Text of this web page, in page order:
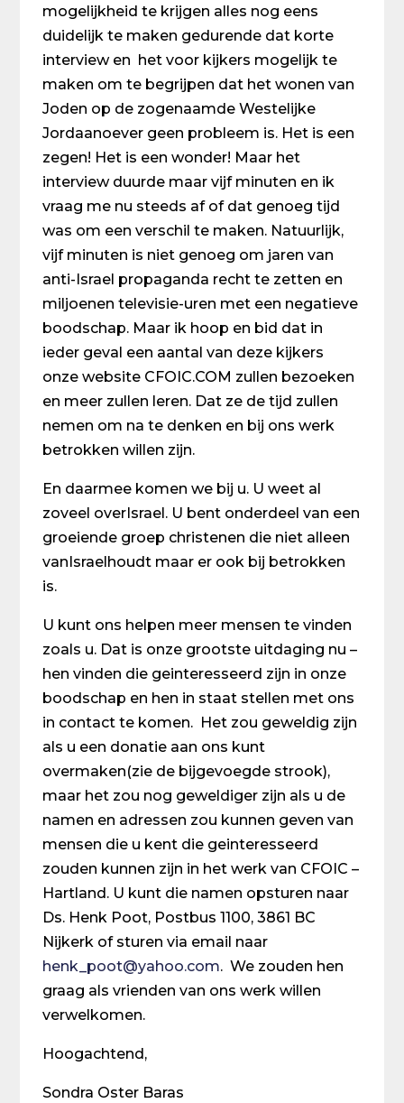
mogelijkheid te krijgen alles nog eens
duidelijk te maken gedurende dat korte
interview en het voor kijkers mogelijk te
maken om te begrijpen dat het wonen van
Joden op de zogenaamde Westelijke
Jordaanoever geen probleem is. Het is een
zegen! Het is een wonder! Maar het
interview duurde maar vijf minuten en ik
vraag me nu steeds af of dat genoeg tijd
was om een verschil te maken. Natuurlijk,
vijf minuten is niet genoeg om jaren van
anti-Israel propaganda recht te zetten en
miljoenen televisie-uren met een negatieve
boodschap. Maar ik hoop en bid dat in
ieder geval een aantal van deze kijkers
onze website CFOIC.COM zullen bezoeken
en meer zullen leren. Dat ze de tijd zullen
nemen om na te denken en bij ons werk
betrokken willen zijn.
En daarmee komen we bij u. U weet al
zoveel overIsrael. U bent onderdeel van een
groeiende groep christenen die niet alleen
vanIsraelhoudt maar er ook bij betrokken
is.
U kunt ons helpen meer mensen te vinden
zoals u. Dat is onze grootste uitdaging nu –
hen vinden die geinteresseerd zijn in onze
boodschap en hen in staat stellen met ons
in contact te komen. Het zou geweldig zijn
als u een donatie aan ons kunt
overmaken(zie de bijgevoegde strook),
maar het zou nog geweldiger zijn als u de
namen en adressen zou kunnen geven van
mensen die u kent die geinteresseerd
zouden kunnen zijn in het werk van CFOIC –
Hartland. U kunt die namen opsturen naar
Ds. Henk Poot, Postbus 1100, 3861 BC
Nijkerk of sturen via email naar
henk_poot@yahoo.com. We zouden hen
graag als vrienden van ons werk willen
verwelkomen.
Hoogachtend,
Sondra Oster Baras